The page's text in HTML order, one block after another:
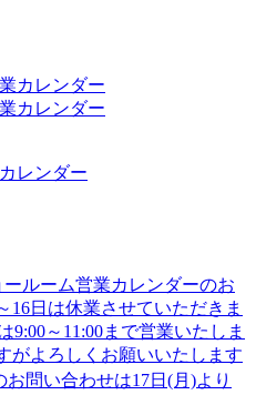
レンダー
ルーム営業カレンダーのお
日は休業させていただきま
9:00～11:00まで営業いたしま
がよろしくお願いいたします
問い合わせは17日(月)より